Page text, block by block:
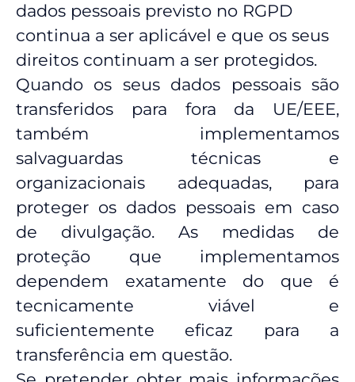
dados pessoais previsto no RGPD
continua a ser aplicável e que os seus
direitos continuam a ser protegidos.
Quando os seus dados pessoais são
transferidos para fora da UE/EEE,
também implementamos
salvaguardas técnicas e
organizacionais adequadas, para
proteger os dados pessoais em caso
de divulgação. As medidas de
proteção que implementamos
dependem exatamente do que é
tecnicamente viável e
suficientemente eficaz para a
transferência em questão.